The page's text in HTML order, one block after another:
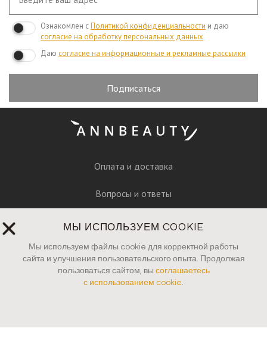
Ознакомлен сПолитикой конфиденциальности и даю
согласие на обработку персональных данных
Даю согласие на информационные и рекламные рассылки
Подписаться
Оплата и доставка
Вопросы и ответы
Руководство по уходу
Пресса
Контакты
МЫ ИСПОЛЬЗУЕМ COOKIE
Мы используем файлы cookie для корректной работы
сайта и улучшения пользовательского опыта. Продолжая
пользоваться сайтом, вы соглашаетесь
с использованием cookie.